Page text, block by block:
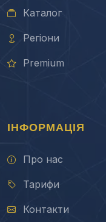
Каталог
Регіони
Premium
ІНФОРМАЦІЯ
Про нас
Тарифи
Контакти